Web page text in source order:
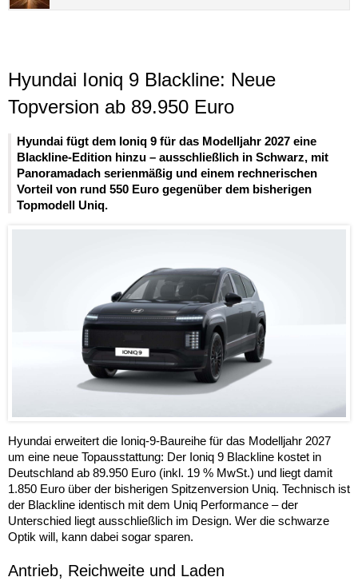
Hyundai Ioniq 9 Blackline: Neue
Topversion ab 89.950 Euro
Hyundai fügt dem Ioniq 9 für das Modelljahr 2027 eine
Blackline-Edition hinzu – ausschließlich in Schwarz, mit
Panoramadach serienmäßig und einem rechnerischen
Vorteil von rund 550 Euro gegenüber dem bisherigen
Topmodell Uniq.
Hyundai erweitert die Ioniq-9-Baureihe für das Modelljahr 2027
um eine neue Topausstattung: Der Ioniq 9 Blackline kostet in
Deutschland ab 89.950 Euro (inkl. 19 % MwSt.) und liegt damit
1.850 Euro über der bisherigen Spitzenversion Uniq. Technisch ist
der Blackline identisch mit dem Uniq Performance – der
Unterschied liegt ausschließlich im Design. Wer die schwarze
Optik will, kann dabei sogar sparen.
Antrieb, Reichweite und Laden